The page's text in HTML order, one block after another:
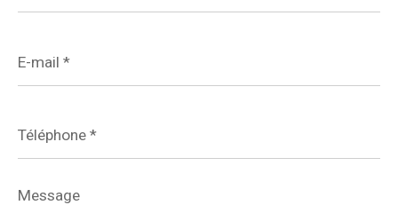
mail
*
*
Message
*